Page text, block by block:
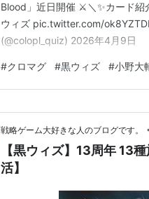
Blood」近日開催 ⚔️＼✨カード
ウィズ pic.twitter.com/
(@colopl_quiz) 2026年4月9日
#クロマグ #黒ウィズ #小野大
戦略ゲーム大好きな人のブログです。
【黒ウィズ】13周年 13
活】